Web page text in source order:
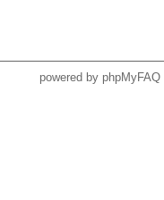
powered by phpMyFAQ